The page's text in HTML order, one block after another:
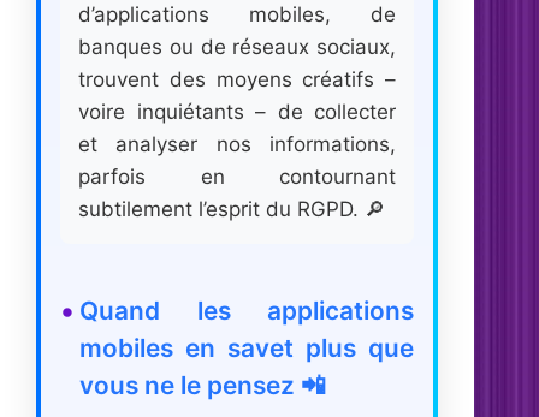
d’applications mobiles, de
banques ou de réseaux sociaux,
trouvent des moyens créatifs –
voire inquiétants – de collecter
et analyser nos informations,
parfois en contournant
subtilement l’esprit du RGPD. 🔎
Quand les applications
mobiles en savet plus que
vous ne le pensez 📲